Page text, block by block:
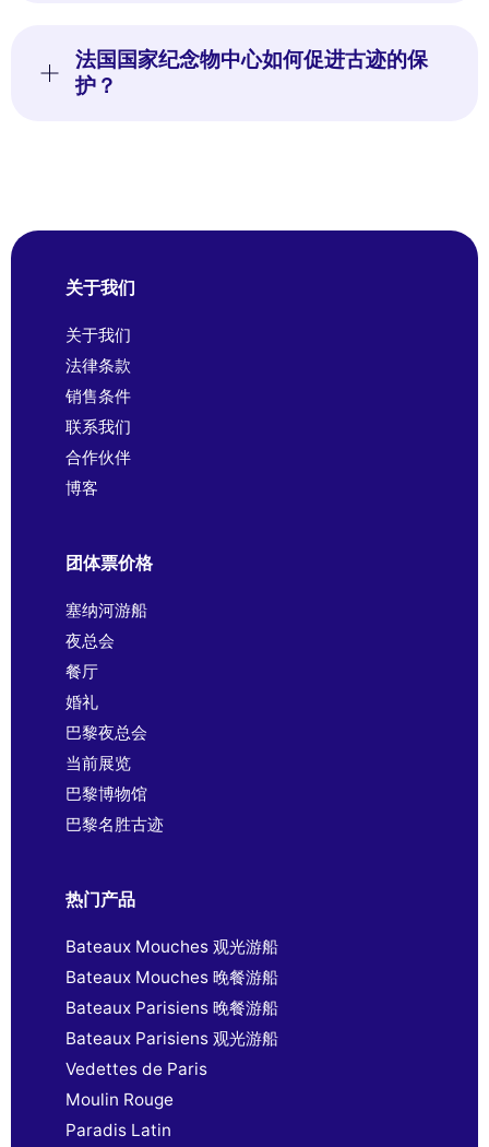
法国国家纪念物中心如何促进古迹的保
护？
关于我们
关于我们
法律条款
销售条件
联系我们
合作伙伴
博客
团体票价格
塞纳河游船
夜总会
餐厅
婚礼
巴黎夜总会
当前展览
巴黎博物馆
巴黎名胜古迹
热门产品
Bateaux Mouches 观光游船
Bateaux Mouches 晚餐游船
Bateaux Parisiens 晚餐游船
Bateaux Parisiens 观光游船
Vedettes de Paris
Moulin Rouge
Paradis Latin